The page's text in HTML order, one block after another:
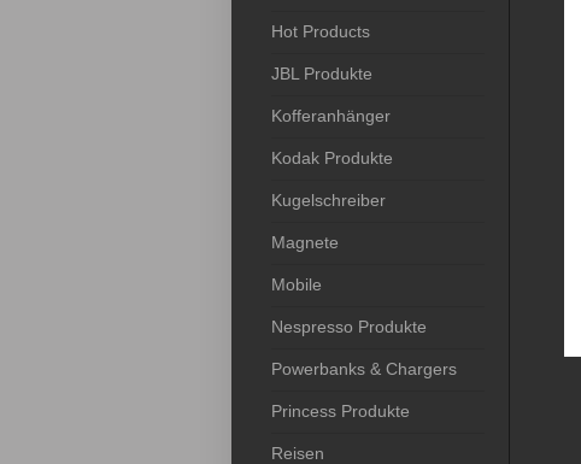
Hot Products
JBL Produkte
Kofferanhänger
Kodak Produkte
Kugelschreiber
Magnete
Mobile
Nespresso Produkte
Powerbanks & Chargers
Princess Produkte
Reisen